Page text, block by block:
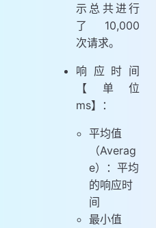
示总共进行
了 10,000
次请求。
响应时间
【单位
ms】：
平均值
（Averag
e）：平均
的响应时
间
最小值